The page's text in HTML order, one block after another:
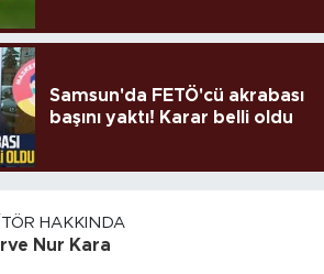
Samsun'da FETÖ'cü akrabası
başını yaktı! Karar belli oldu
HAKKINDA
Nur Kara